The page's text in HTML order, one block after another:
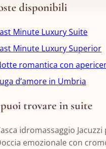
disponibili
Minute Luxury Suite
Minute Luxury Superior
romantica con
d’amore in Umbria
trovare in suite
idromassaggio
emozionale con